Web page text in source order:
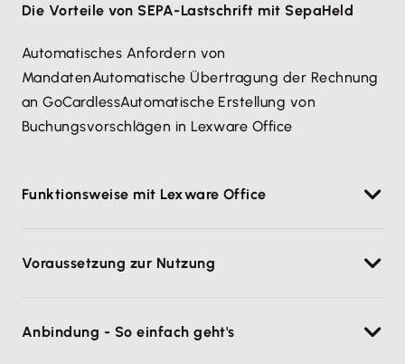
Die Vorteile von SEPA-Lastschrift mit SepaHeld
Automatisches Anfordern von
MandatenAutomatische Übertragung der Rechnung
an GoCardlessAutomatische Erstellung von
Buchungsvorschlägen in Lexware Office
Funktionsweise mit Lexware Office
verknüpft wurde und die entsprechende
Lexware Office ein Lastschriftmandat an den
Voraussetzung zur Nutzung
GoCardless Account
Anbindung - So einfach geht's